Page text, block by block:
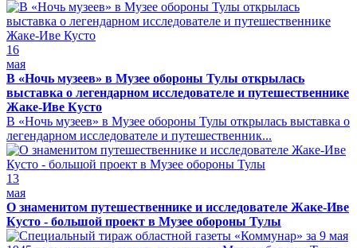
16
мая
В «Ночь музеев» в Музее обороны Тулы открылась
выставка о легендарном исследователе и путешественнике
Жаке-Иве Кусто
В «Ночь музеев» в Музее обороны Тулы открылась выставка о
легендарном исследователе и путешественник...
13
мая
О знаменитом путешественнике и исследователе Жаке-Иве
Кусто - большой проект в Музее обороны Тулы